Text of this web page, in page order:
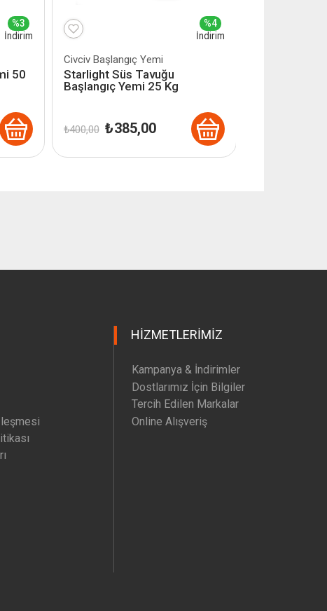
%3
İndirim
50
%4
İndirim
Civciv Başlangıç Yemi
Starlight Süs Tavuğu
Başlangıç Yemi 25 Kg
₺400,00 Orijinal
fiyat:
₺385,00Şu
HIZMETLERIMIZ
Kampanya & İndirimler
Dostlarımız İçin Bilgiler
Tercih Edilen Markalar
Online Alışveriş